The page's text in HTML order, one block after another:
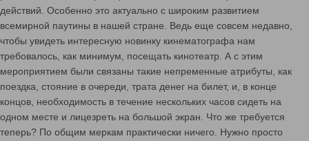
среди бойцов есть те, кто действует по
тайному приказу Шан Цзуна,
стремящегося переписать правила
турнира в пользу Внешнего мира.
Финал картины достигает пика
драматизма: на арене сходятся
сильнейшие, а исход поединка может
изменить судьбу целых миров. Фильм не
действий. Особенно это актуально с широким развитием
всемирной паутины в нашей стране. Ведь еще совсем недавно,
чтобы увидеть интересную новинку кинематографа нам
требовалось, как минимум, посещать кинотеатр. А с этим
мероприятием были связаны такие непременные атрибуты, как
поездка, стояние в очереди, трата денег на билет, и, в конце
концов, необходимость в течение нескольких часов сидеть на
одном месте и лицезреть на большой экран. Что же требуется
теперь? По общим меркам практически ничего. Нужно просто